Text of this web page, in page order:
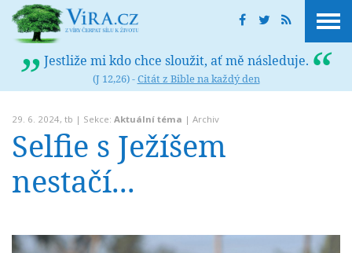
Jestliže mi kdo chce sloužit, ať mě následuje.
(J 12,26) -Citát z Bible na každý den
29. 6. 2024, tb | Sekce: Aktuální téma | Archiv
Selfie s Ježíšem
nestačí...